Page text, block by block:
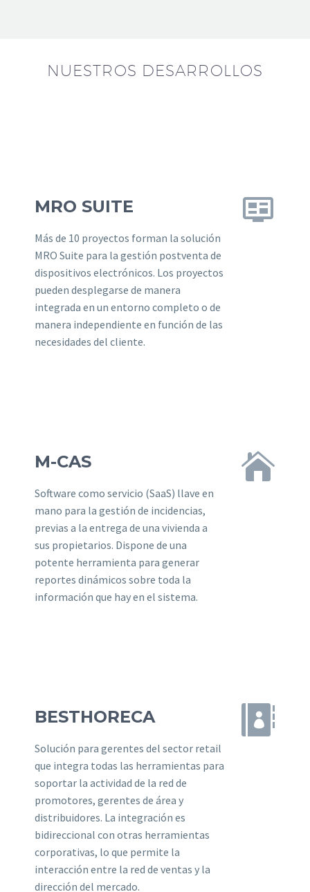
NUESTROS DESARROLLOS
MRO SUITE
Más de 10 proyectos forman la solución
MRO Suite para la gestión postventa de
dispositivos electrónicos. Los proyectos
pueden desplegarse de manera
integrada en un entorno completo o de
manera independiente en función de las
necesidades del cliente.


M-CAS
Software como servicio (SaaS) llave en
mano para la gestión de incidencias,
previas a la entrega de una vivienda a
sus propietarios. Dispone de una
potente herramienta para generar
reportes dinámicos sobre toda la
información que hay en el sistema.


BESTHORECA
Solución para gerentes del sector retail
que integra todas las herramientas para
soportar la actividad de la red de
promotores, gerentes de área y
distribuidores. La integración es
bidireccional con otras herramientas
corporativas, lo que permite la
interacción entre la red de ventas y la
dirección del mercado.

